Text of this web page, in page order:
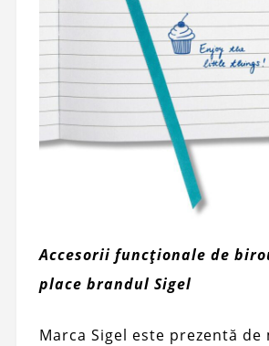
Accesorii funcționale de
place brandul Sigel
Marca Sigel este prezentă